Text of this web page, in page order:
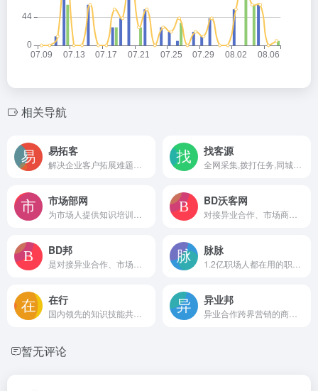
相关导航
易拓客 找客源
市场部网 BD沃客网
BD邦 脉脉
在行 异业邦
暂无评论